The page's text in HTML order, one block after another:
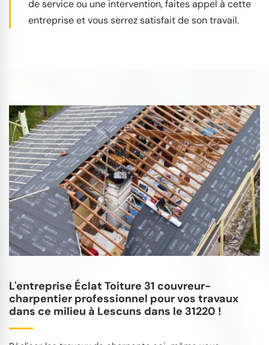
de service ou une intervention, faites appel à cette
entreprise et vous serrez satisfait de son travail.
L'entreprise Éclat Toiture 31 couvreur-
charpentier professionnel pour vos travaux
dans ce milieu à Lescuns dans le 31220 !